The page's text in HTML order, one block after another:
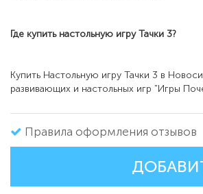
Где купить настольную игруТачки 3?
Купить Настольную игру Тачки 3 в
развивающих и настольных игр "Игры
Правила оформления отзывов